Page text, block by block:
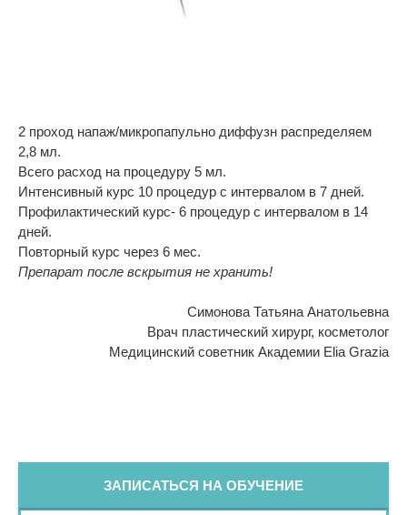
2 проход напаж/микропапульно диффузн распределяем
2,8 мл.
Всего расход на процедуру 5 мл.
Интенсивный курс 10 процедур с интервалом в 7 дней.
Профилактический курс- 6 процедур с интервалом в 14
дней.
Повторный курс через 6 мес.
Препарат после вскрытия не хранить!
Симонова Татьяна Анатольевна
Врач пластический хирург, косметолог
Медицинский советник Академии Elia Grazia
ЗАПИСАТЬСЯ НА ОБУЧЕНИЕ